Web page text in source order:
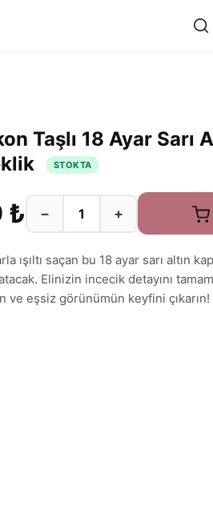
Taşlı 18 Ayar Sarı
STOKTA
₺ − +
ışıltı saçan bu 18 ayar sarı altın
Elinizin incecik detayını
ve eşsiz görünümün keyfini çıkarın!